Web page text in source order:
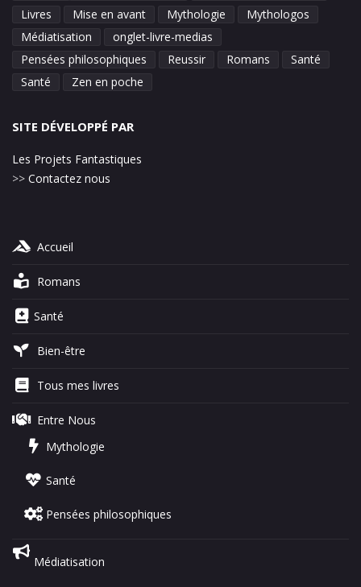
Livres
Mise en avant Mythologie
Mythologos
Médiatisation
onglet-livre-medias
Pensées philosophiques
Reussir Romans
Santé
Santé
Zen en poche
SITE DÉVELOPPÉ PAR
Les Projets Fantastiques
>> Contactez nous
Accueil
Romans
Santé
Bien-être
Tous mes livres
Entre Nous
Mythologie
Santé
Pensées philosophiques
Médiatisation